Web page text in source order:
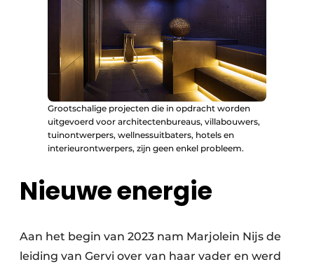
Grootschalige projecten die in opdracht worden
uitgevoerd voor architectenbureaus, villabouwers,
tuinontwerpers, wellnessuitbaters, hotels en
interieurontwerpers, zijn geen enkel probleem.
Nieuwe energie
Aan het begin van 2023 nam Marjolein Nijs de
leiding van Gervi over van haar vader en werd